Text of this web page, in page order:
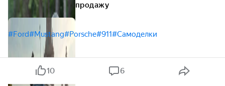
продажу
#Ford#Mustang#Porsche#911#Самоделки
10 6